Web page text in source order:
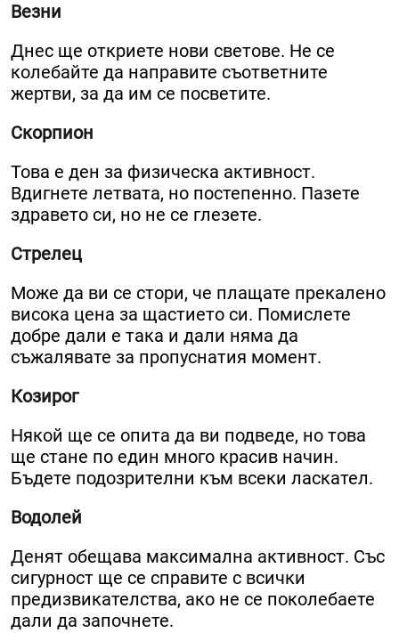
Везни
Днес ще откриете нови светове. Не се
колебайте да направите съответните
жертви, за да им се посветите.
Скорпион
Това е ден за физическа активност.
Вдигнете летвата, но постепенно. Пазете
здравето си, но не се глезете.
Стрелец
Може да ви се стори, че плащате прекалено
висока цена за щастието си. Помислете
добре дали е така и дали няма да
съжалявате за пропуснатия момент.
Козирог
Някой ще се опита да ви подведе, но това
ще стане по един много красив начин.
Бъдете подозрителни към всеки ласкател.
Водолей
Денят обещава максимална активност. Със
сигурност ще се справите с всички
предизвикателства, ако не се поколебаете
дали да започнете.